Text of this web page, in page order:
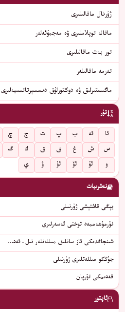
ژۇرنال ماقالىلىرى
ماقالە توپلاملىرى ۋە مەجمۇئەلەر
تور بەت ماقالىلىرى
تەرمە ماقالىلەر
ماگىستىرلىق ۋە دوكتورلۇق دىسسېرتاتسىيەلىرى
تۈر
ئا ئە ب پ ت ج چ
س
ش غ ف ق ك گ
و
ئۇ ئۆ ئۈ ۋ ي
نەشرىيات
يېڭى قاشتېشى ژۇرنىلى
نۇرمۇھەممەد توختى ئەسەرلىرى
شىنجاڭدىكى ئاز سانلىق مىللەتلەر تىل-ئەد…
جۇڭگو مىللەتلىرى ژۇرنىلى
قەدىمكى تۇرپان
ئاپتور